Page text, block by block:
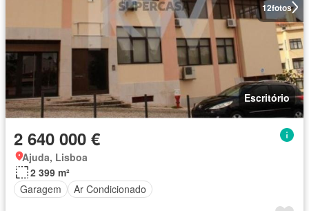
12fotos
Escritório
2 640 000 €
Ajuda, Lisboa
2 399 m²
Garagem
Ar Condicionado